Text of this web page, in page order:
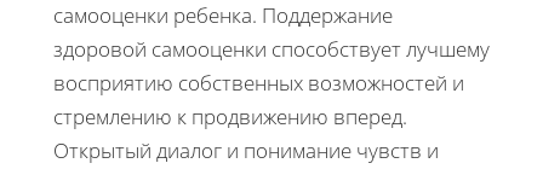
самооценки ребенка. Поддержание
здоровой самооценки способствует лучшему
восприятию собственных возможностей и
стремлению к продвижению вперед.
Открытый диалог и понимание чувств и